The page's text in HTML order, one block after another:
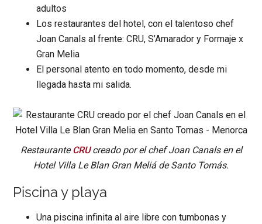
adultos
Los restaurantes del hotel, con el talentoso chef
Joan Canals al frente: CRU, S’Amarador y Formaje x
Gran Melia
El personal atento en todo momento, desde mi
llegada hasta mi salida.
RestauranteCRUcreado por el chef Joan Canals en el
Hotel Villa Le Blan Gran Meliá de Santo Tomás.
Piscina y playa
Una piscina infinita al aire libre con tumbonas y